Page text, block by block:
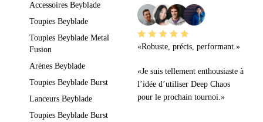
Accessoires Beyblade
Toupies Beyblade
Toupies Beyblade Metal
Fusion
Arènes Beyblade
Toupies Beyblade Burst
Lanceurs Beyblade
Toupies Beyblade Burst
«Robuste, précis, performant.»
«Je suis tellement enthousiaste à
l’idée d’utiliser Deep Chaos
pour le prochain tournoi.»